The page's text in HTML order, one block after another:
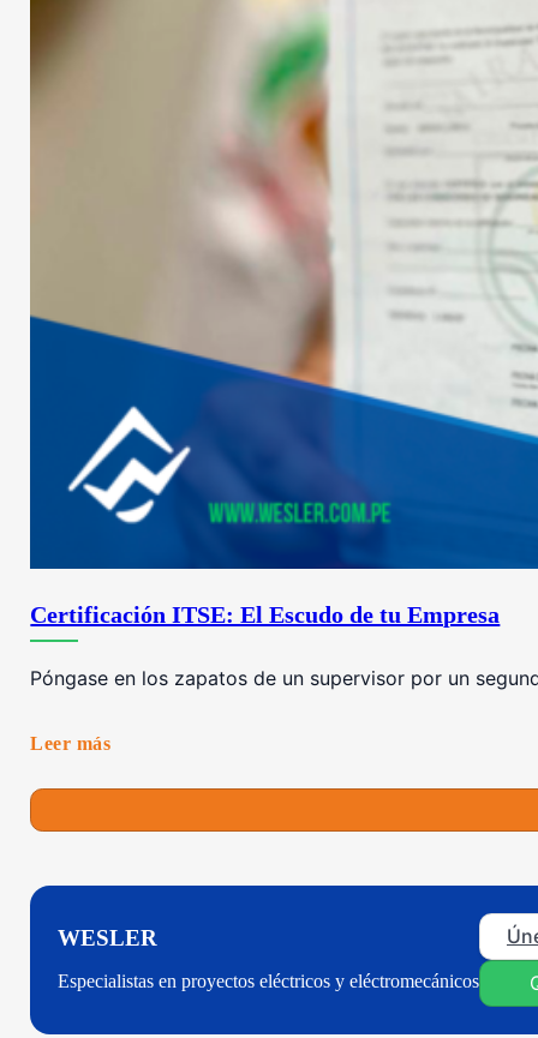
Certificación ITSE: El Escudo de tu Empresa
Póngase en los zapatos de un supervisor por un
Leer más
WESLER
Especialistas en proyectos eléctricos y eléctromecánicos